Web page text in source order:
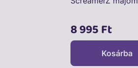
8 995 Ft
Kosárba